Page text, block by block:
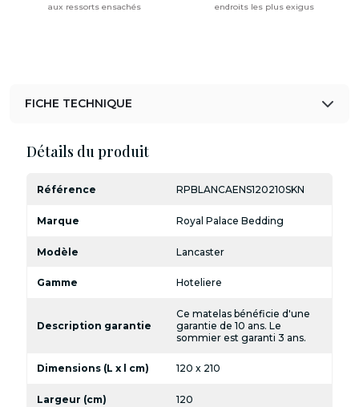
aux ressorts ensachés
endroits les plus exigus
FICHE TECHNIQUE
Détails du produit
Référence RPBLANCAENS120210SKN
Marque Royal Palace Bedding
Modèle Lancaster
Gamme Hoteliere
Description garantie
Ce matelas bénéficie d'une
garantie de 10 ans. Le
sommier est garanti 3 ans.
Dimensions (L x l cm) 120 x 210
Largeur (cm) 120